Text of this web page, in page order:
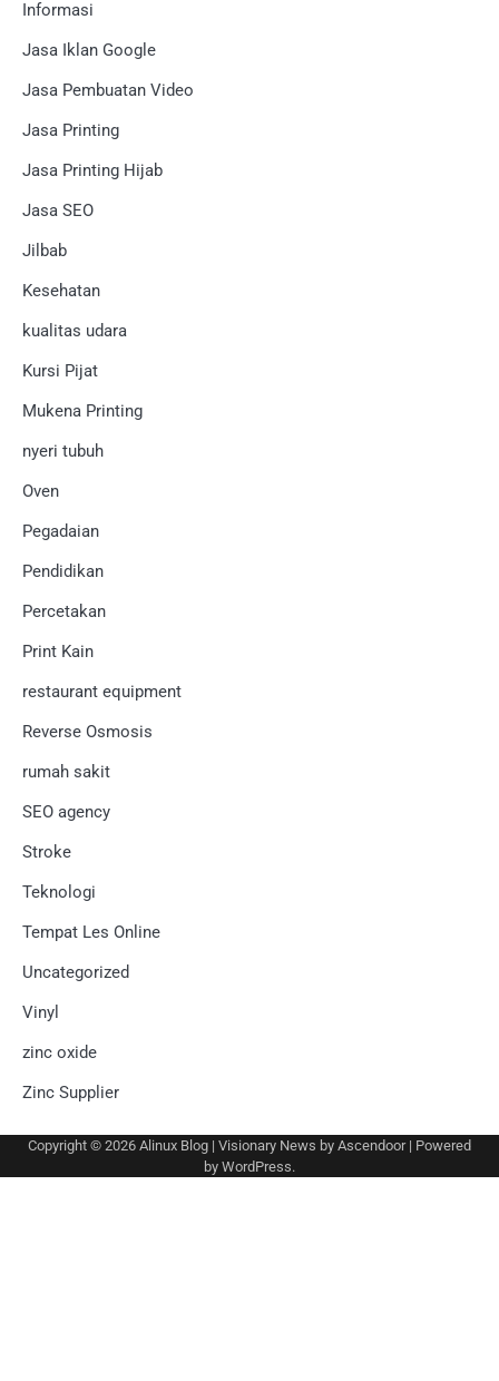
Informasi
Jasa Iklan Google
Jasa Pembuatan Video
Jasa Printing
Jasa Printing Hijab
Jasa SEO
Jilbab
Kesehatan
kualitas udara
Kursi Pijat
Mukena Printing
nyeri tubuh
Oven
Pegadaian
Pendidikan
Percetakan
Print Kain
restaurant equipment
Reverse Osmosis
rumah sakit
SEO agency
Stroke
Teknologi
Tempat Les Online
Uncategorized
Vinyl
zinc oxide
Zinc Supplier
Copyright © 2026 Alinux Blog | Visionary News by Ascendoor| Powered
by WordPress.